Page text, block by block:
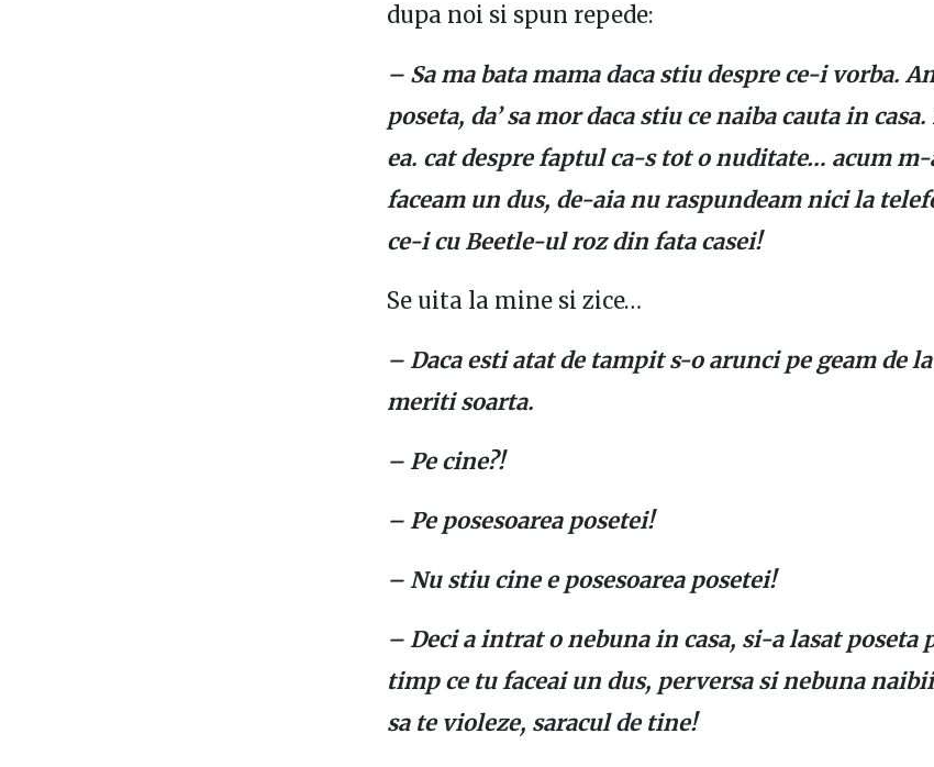
dupa noi si spun repede:
– Sa ma bata mama daca stiu despre ce-i vorba.
poseta, da’ sa mor daca stiu ce naiba cauta in
ea. cat despre faptul ca-s tot o nuditate… acum
faceam un dus, de-aia nu raspundeam nici la
ce-i cu Beetle-ul roz din fata casei!
Se uita la mine si zice…
– Daca esti atat de tampit s-o arunci pe geam de
meriti soarta.
– Pe cine?!
– Pe posesoarea posetei!
– Nu stiu cine e posesoarea posetei!
– Deci a intrat o nebuna in casa, si-a lasat poseta
timp ce tu faceai un dus, perversa si nebuna
sa te violeze, saracul de tine!